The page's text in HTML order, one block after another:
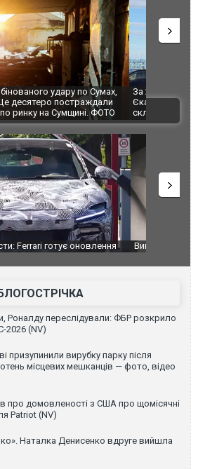
від кордону з Україною: в
атаки дронів загорівся
ФОТО. ВІДЕО
"Мої
ВІДЕО
нової екранізації легендарного
Томаса Крауна"
Роналду переслідували: ФБР розкрило
2026 (NV)
призупинили вирубку парку після
місцевих мешканців — фото, відео
про домовленості з США про щомісячні
Patriot (NV)
Наталка Денисенко вдруге вийшла